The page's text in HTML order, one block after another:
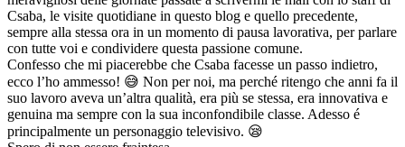
Csaba, le visite quotidiane in questo blog e quello precedente,
sempre alla stessa ora in un momento di pausa lavorativa, per parlare
con tutte voi e condividere questa passione comune.
Confesso che mi piacerebbe che Csaba facesse un passo indietro,
ecco l’ho ammesso! 😅 Non per noi, ma perché ritengo che anni fa il
suo lavoro aveva un’altra qualità, era più se stessa, era innovativa e
genuina ma sempre con la sua inconfondibile classe. Adesso é
principalmente un personaggio televisivo. 😪